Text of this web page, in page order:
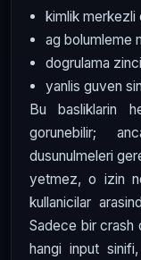
kimlik merkezli
ag bolumleme
dogrulama
yanlis guven
Bu basliklarin
gorunebilir;
dusunulmeleri
yetmez, o izin
kullanicilar
Sadece bir crash
hangi input